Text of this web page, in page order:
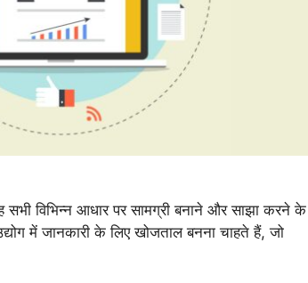
सभी विभिन्न आधार पर सामग्री बनाने और साझा करने के
में जानकारी के लिए खोजताल बनना चाहते हैं, जो